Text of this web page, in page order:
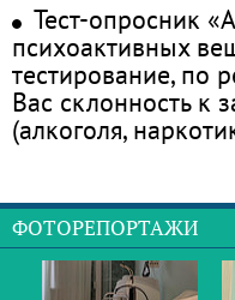
Тест-опросник
психоактивных
тестирование, по
Вас склонность к
(алкоголя,
ФОТОРЕПОРТАЖИ